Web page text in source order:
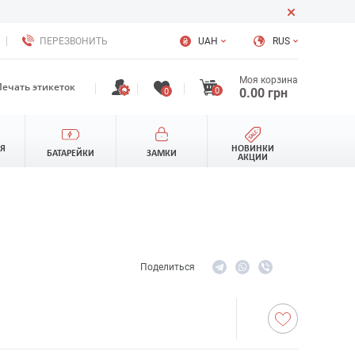
ПЕРЕЗВОНИТЬ UAH RUS
0 0
Моя корзина
0.00 грн
этикеток
БАТАРЕЙКИ ЗАМКИ
НОВИНКИ
АКЦИИ
Поделиться